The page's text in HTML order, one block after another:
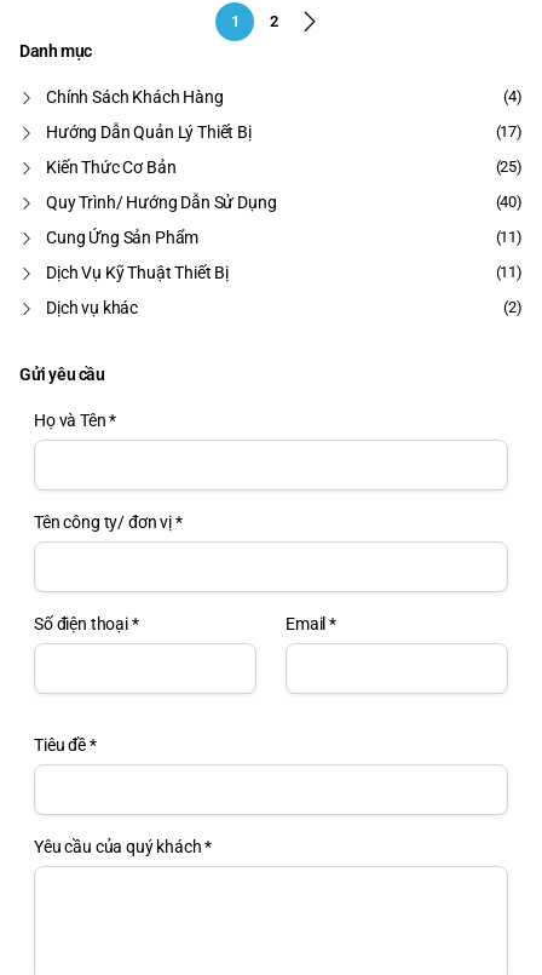
1 2
Danh mục
Chính Sách Khách Hàng (4)
Hướng Dẫn Quản Lý Thiết Bị (17)
Kiến Thức Cơ Bản (25)
Quy Trình/ Hướng Dẫn Sử Dụng (40)
Cung Ứng Sản Phẩm (11)
Dịch Vụ Kỹ Thuật Thiết Bị (11)
Dịch vụ khác (2)
Gửi yêu cầu
Họ và Tên *
Tên công ty/ đơn vị *
Số điện thoại * Email *
Tiêu đề *
Yêu cầu của quý khách *